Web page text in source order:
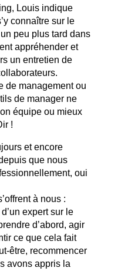
Louis indique
connaître sur le
peu plus tard dans
appréhender et
un entretien de
de management ou
de manager ne
équipe ou mieux
!
et encore
que nous
oui
à nous :
expert sur le
d’abord, agir
ce que cela fait
être, recommencer
avons appris la